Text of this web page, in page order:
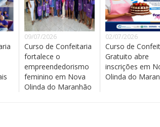
09/07/2026
Curso de Confeitaria
fortalece o
empreendedorismo
feminino em Nova
Olinda do Maranhão
02/07/2026
Curso de
Gratuito abre
inscrições em
Olinda do